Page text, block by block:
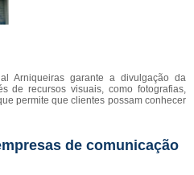
Arniqueiras garante a divulgação da
de recursos visuais, como fotografias,
permite que clientes possam conhecer
de comunicação